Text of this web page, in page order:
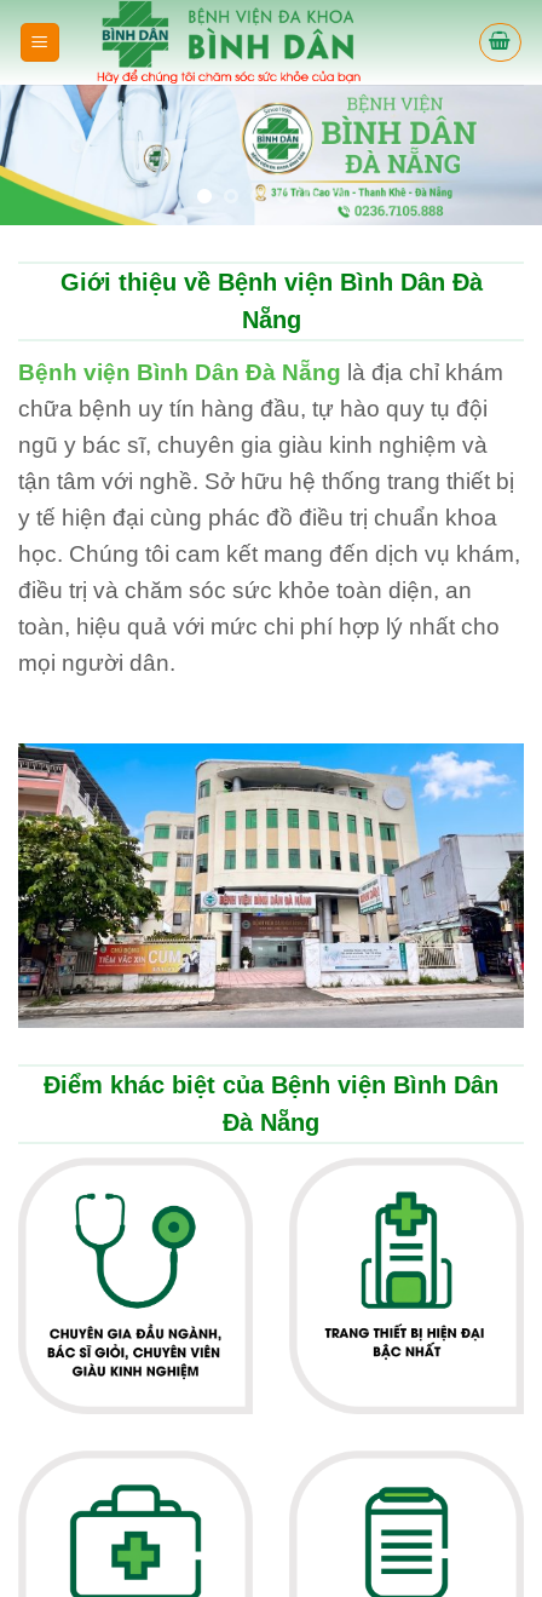
Giới thiệu về Bệnh viện Bình Dân Đà
Nẵng
Bệnh viện Bình Dân Đà Nẵng là địa chỉ khám
chữa bệnh uy tín hàng đầu, tự hào quy tụ đội
ngũ y bác sĩ, chuyên gia giàu kinh nghiệm và
tận tâm với nghề. Sở hữu hệ thống trang thiết bị
y tế hiện đại cùng phác đồ điều trị chuẩn khoa
học. Chúng tôi cam kết mang đến dịch vụ khám,
điều trị và chăm sóc sức khỏe toàn diện, an
toàn, hiệu quả với mức chi phí hợp lý nhất cho
mọi người dân.
Điểm khác biệt của Bệnh viện Bình Dân
Đà Nẵng